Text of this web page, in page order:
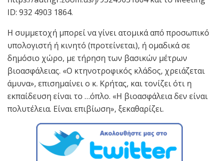
ID: 932 4903 1864.
Η συμμετοχή μπορεί να γίνει ατομικά από προσωπικό
υπολογιστή ή κινητό (προτείνεται), ή ομαδικά σε
δημόσιο χώρο, με τήρηση των βασικών μέτρων
βιοασφάλειας. «Ο κτηνοτροφικός κλάδος, χρειάζεται
άμυνα», επισημαίνει ο κ. Κρήτας, και τονίζει ότι η
εκπαίδευση είναι το …όπλο. «Η βιοασφάλεια δεν είναι
πολυτέλεια. Είναι επιβίωση», ξεκαθαρίζει.